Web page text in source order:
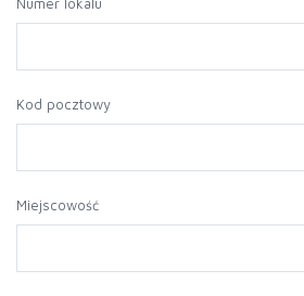
Kod pocztowy
Miejscowość